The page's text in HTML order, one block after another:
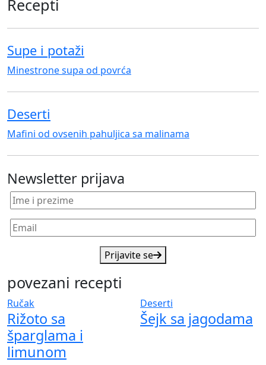
Recepti
Supe i potaži
Minestrone supa od povrća
Deserti
Mafini od ovsenih pahuljica sa malinama
Newsletter prijava
Prijavite se
povezani recepti
Ručak
Rižoto sa
šparglama i
limunom
Deserti
Šejk sa jagodama